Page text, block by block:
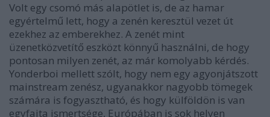
Volt egy csomó más alapötlet is, de az hamar
egyértelmű lett, hogy a zenén keresztül vezet út
ezekhez az emberekhez. A zenét mint
üzenetközvetítő eszközt könnyű használni, de hogy
pontosan milyen zenét, az már komolyabb kérdés.
Yonderboi mellett szólt, hogy nem egy agyonjátszott
mainstream zenész, ugyanakkor nagyobb tömegek
számára is fogyasztható, és hogy külföldön is van
egyfajta ismertsége, Európában is sok helyen